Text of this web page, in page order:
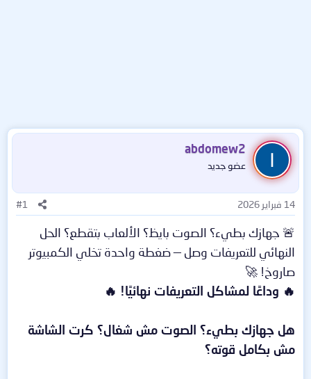
abdomew2
عضو جديد
14 فبراير 2026 #1
🚨 جهازك بطيء؟ الصوت بايظ؟ الألعاب بتقطع؟ الحل
النهائي للتعريفات وصل — ضغطة واحدة تخلي الكمبيوتر
صاروخ! 🚀
🔥 وداعًا لمشاكل التعريفات نهائيًا! 🔥
هل جهازك بطيء؟ الصوت مش شغال؟ كرت الشاشة
مش بكامل قوته؟